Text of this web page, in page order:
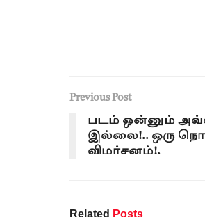
Previous Post
படம் ஒன்னும்
இல்லை!.. ஒரு
விமர்சனம்!.
Related Posts